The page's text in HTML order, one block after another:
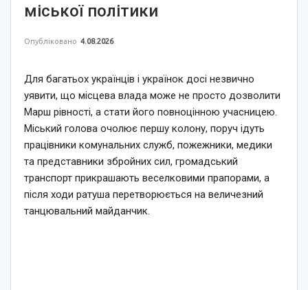
міської політики
Опубліковано 4.08.2026
Для багатьох українців і українок досі незвично
уявити, що місцева влада може не просто дозволити
Марш рівності, а стати його повноцінною учасницею.
Міський голова очолює першу колону, поруч ідуть
працівники комунальних служб, пожежники, медики
та представники збройних сил, громадський
транспорт прикрашають веселковими прапорами, а
після ходи ратуша перетворюється на величезний
танцювальний майданчик.